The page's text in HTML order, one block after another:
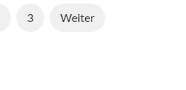
Seite
3 Weiter